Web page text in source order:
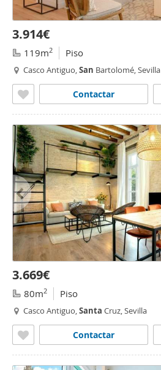
3.914€
119m2 Piso
Casco Antiguo,San Bartolomé, Sevilla
Contactar
3.669€
80m2 Piso
Casco Antiguo,Santa Cruz, Sevilla
Contactar